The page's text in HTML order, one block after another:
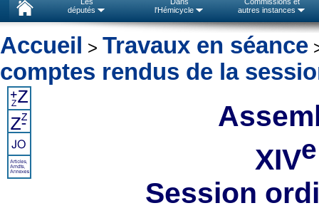
députés
l'Hémicycle
autres instances
Accueil > Travaux en séance
comptes rendus de la
XIVe
Session